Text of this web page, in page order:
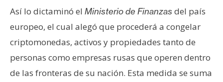
i
s
i
s
Así lo dictaminó el Ministerio de Finanzas del país
europeo, el cual alegó que procederá a congelar
criptomonedas, activos y propiedades tanto de
personas como empresas rusas que operen dentro
de las fronteras de su nación. Esta medida se suma